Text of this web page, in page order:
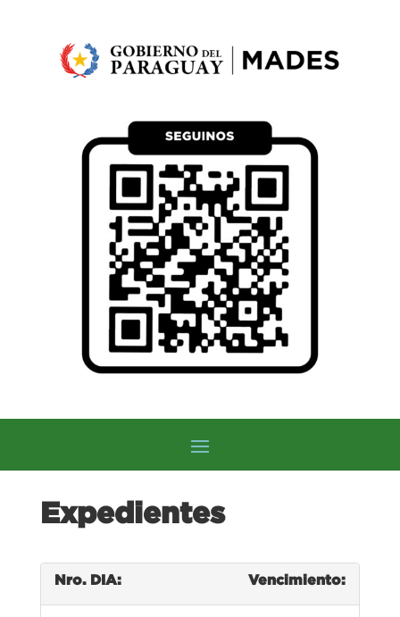
Expedientes
Nro. DIA: Vencimiento: